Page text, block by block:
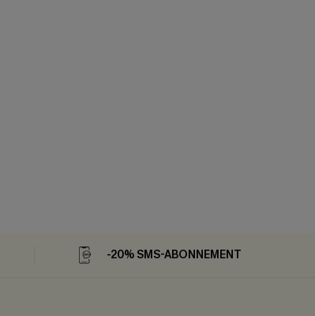
-20% SMS-ABONNEMENT